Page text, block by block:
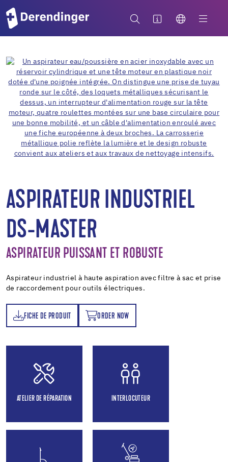
ASPIRATEUR INDUSTRIEL
DS-MASTER
ASPIRATEUR PUISSANT ET ROBUSTE
Aspirateur industriel à haute aspiration avec filtre à sac et prise
de raccordement pour outils électriques.
FICHE DE PRODUIT ORDER NOW
ORDER NOW
ATELIER DE RÉPARATION INTERLOCUTEUR